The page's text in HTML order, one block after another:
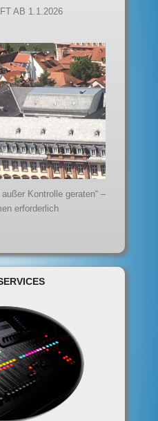
AB 1.1.2026
Kontrolle geraten“ –
erforderlich